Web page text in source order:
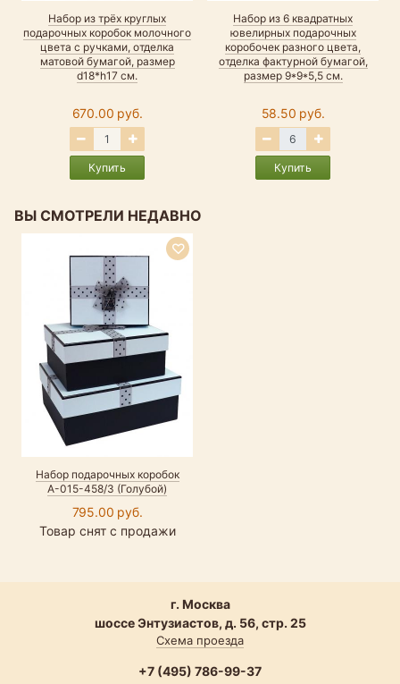
Набор из трёх круглых
подарочных коробок молочного
цвета с ручками, отделка
матовой бумагой, размер
d18*h17 см.
670.00 руб.
Купить
Набор из 6 квадратных
ювелирных подарочных
коробочек разного цвета,
отделка фактурной бумагой,
размер 9*9*5,5 см.
58.50 руб.
Купить
ВЫ СМОТРЕЛИ НЕДАВНО
Набор подарочных коробок
А-015-458/3 (Голубой)
795.00 руб.
Товар снят с продажи
г. Москва
шоссе Энтузиастов, д. 56, стр. 25
Схема проезда
+7 (495) 786-99-37